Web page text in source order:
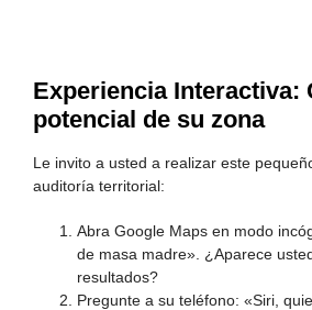
Experiencia Interactiva:
potencial de su zona
Le invito a usted a realizar este
auditoría territorial:
Abra Google Maps en modo
de masa madre». ¿Aparece
resultados?
Pregunte a su teléfono: «Siri,